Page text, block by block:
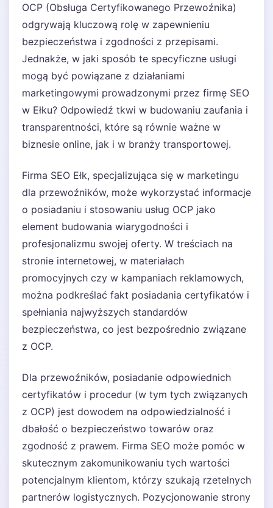
OCP (Obsługa Certyfikowanego Przewoźnika)
odgrywają kluczową rolę w zapewnieniu
bezpieczeństwa i zgodności z przepisami.
Jednakże, w jaki sposób te specyficzne usługi
mogą być powiązane z działaniami
marketingowymi prowadzonymi przez firmę SEO
w Ełku? Odpowiedź tkwi w budowaniu zaufania i
transparentności, które są równie ważne w
biznesie online, jak i w branży transportowej.
Firma SEO Ełk, specjalizująca się w marketingu
dla przewoźników, może wykorzystać informacje
o posiadaniu i stosowaniu usług OCP jako
element budowania wiarygodności i
profesjonalizmu swojej oferty. W treściach na
stronie internetowej, w materiałach
promocyjnych czy w kampaniach reklamowych,
można podkreślać fakt posiadania certyfikatów i
spełniania najwyższych standardów
bezpieczeństwa, co jest bezpośrednio związane
z OCP.
Dla przewoźników, posiadanie odpowiednich
certyfikatów i procedur (w tym tych związanych
z OCP) jest dowodem na odpowiedzialność i
dbałość o bezpieczeństwo towarów oraz
zgodność z prawem. Firma SEO może pomóc w
skutecznym zakomunikowaniu tych wartości
potencjalnym klientom, którzy szukają rzetelnych
partnerów logistycznych. Pozycjonowanie strony